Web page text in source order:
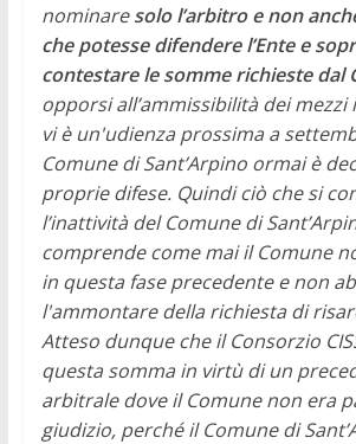
nominaresolo l’arbitro e non
che potesse difendere l’Ente e
contestare le somme richieste dal
opporsi all’ammissibilità dei
vi è un'udienza prossima a
Comune di Sant’Arpino ormai è
proprie difese. Quindi ciò che si
l’inattività del Comune di
comprende come mai il Comune
in questa fase precedente e non
l'ammontare della richiesta di
Atteso dunque che il Consorzio
questa somma in virtù di un
arbitrale dove il Comune non era
giudizio, perché il Comune di